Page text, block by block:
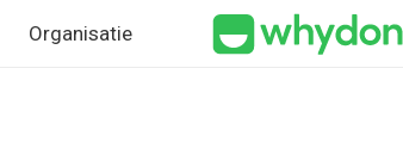
Organisatie